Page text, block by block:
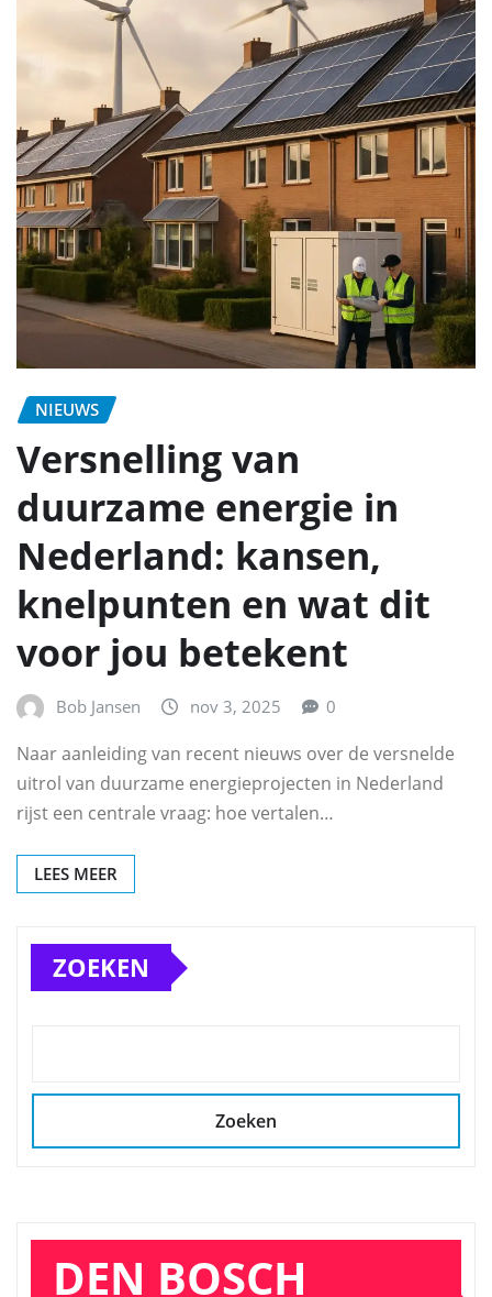
NIEUWS
Versnelling van
duurzame energie in
Nederland: kansen,
knelpunten en wat dit
voor jou betekent
Bob Jansen nov 3, 2025 0
Naar aanleiding van recent nieuws over de versnelde
uitrol van duurzame energieprojecten in Nederland
rijst een centrale vraag: hoe vertalen…
LEES MEER
ZOEKEN
Zoeken
DEN BOSCH